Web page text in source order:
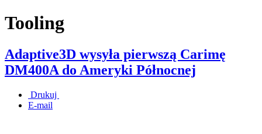
Tooling
Adaptive3D wysyła pierwszą Carimę
DM400A do Ameryki Północnej
Drukuj
E-mail